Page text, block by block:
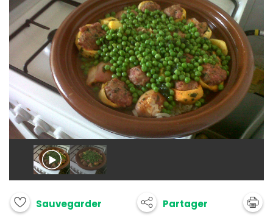
Sauvegarder Partager